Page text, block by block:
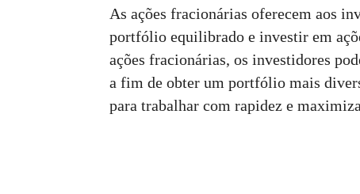
As ações fracionárias oferecem aos
portfólio equilibrado e investir em
ações fracionárias, os investidores
a fim de obter um portfólio mais
para trabalhar com rapidez e